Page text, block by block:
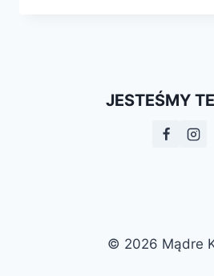
JESTEŚMY
© 2026 Mądre